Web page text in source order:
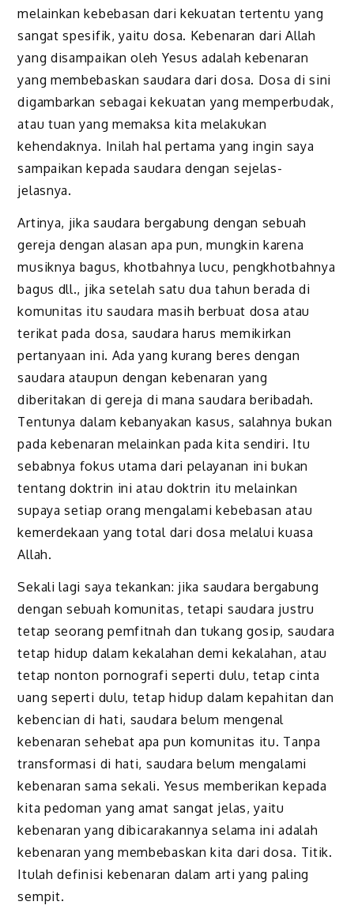
melainkan kebebasan dari kekuatan tertentu yang
sangat spesifik, yaitu dosa. Kebenaran dari Allah
yang disampaikan oleh Yesus adalah kebenaran
yang membebaskan saudara dari dosa. Dosa di sini
digambarkan sebagai kekuatan yang memperbudak,
atau tuan yang memaksa kita melakukan
kehendaknya. Inilah hal pertama yang ingin saya
sampaikan kepada saudara dengan sejelas-
jelasnya.
Artinya, jika saudara bergabung dengan sebuah
gereja dengan alasan apa pun, mungkin karena
musiknya bagus, khotbahnya lucu, pengkhotbahnya
bagus dll., jika setelah satu dua tahun berada di
komunitas itu saudara masih berbuat dosa atau
terikat pada dosa, saudara harus memikirkan
pertanyaan ini. Ada yang kurang beres dengan
saudara ataupun dengan kebenaran yang
diberitakan di gereja di mana saudara beribadah.
Tentunya dalam kebanyakan kasus, salahnya bukan
pada kebenaran melainkan pada kita sendiri. Itu
sebabnya fokus utama dari pelayanan ini bukan
tentang doktrin ini atau doktrin itu melainkan
supaya setiap orang mengalami kebebasan atau
kemerdekaan yang total dari dosa melalui kuasa
Allah.
Sekali lagi saya tekankan: jika saudara bergabung
dengan sebuah komunitas, tetapi saudara justru
tetap seorang pemfitnah dan tukang gosip, saudara
tetap hidup dalam kekalahan demi kekalahan, atau
tetap nonton pornografi seperti dulu, tetap cinta
uang seperti dulu, tetap hidup dalam kepahitan dan
kebencian di hati, saudara belum mengenal
kebenaran sehebat apa pun komunitas itu. Tanpa
transformasi di hati, saudara belum mengalami
kebenaran sama sekali. Yesus memberikan kepada
kita pedoman yang amat sangat jelas, yaitu
kebenaran yang dibicarakannya selama ini adalah
kebenaran yang membebaskan kita dari dosa. Titik.
Itulah definisi kebenaran dalam arti yang paling
sempit.